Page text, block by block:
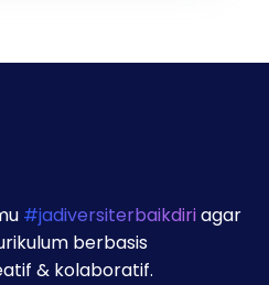
#jadiversiterbaikdiriagar
berbasis
& kolaboratif.